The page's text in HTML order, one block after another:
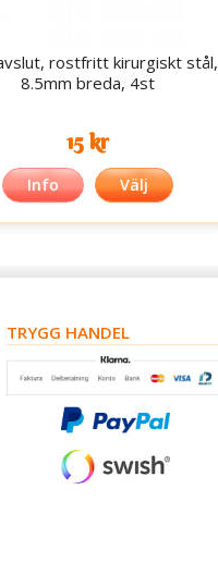
rostfritt kirurgiskt stål,
8.5mm breda, 4st
15 kr
Info Välj
TRYGG HANDEL